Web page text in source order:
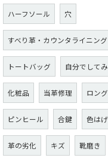
ハーフソール 穴
すべり革・カウンタライニング
トートバッグ 自分でして
化粧品 当革修理 ロン
ピンヒール 合鍵 色は
革の劣化 キズ 靴磨き